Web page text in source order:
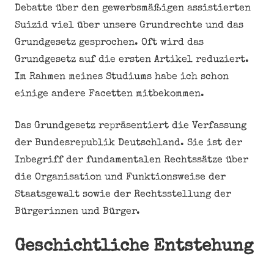
Debatte über den gewerbsmäßigen assistierten
Suizid viel über unsere Grundrechte und das
Grundgesetz gesprochen. Oft wird das
Grundgesetz auf die ersten Artikel reduziert.
Im Rahmen meines Studiums habe ich schon
einige andere Facetten mitbekommen.
Das Grundgesetz repräsentiert die Verfassung
der Bundesrepublik Deutschland. Sie ist der
Inbegriff der fundamentalen Rechtssätze über
die Organisation und Funktionsweise der
Staatsgewalt sowie der Rechtsstellung der
Bürgerinnen und Bürger.
Geschichtliche Entstehung